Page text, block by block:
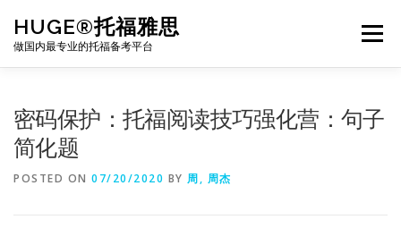
content
HUGE®托福雅思
做国内最专业的托福备考平台
Menu
密码保护：托福阅读技巧强化营：句子
简化题
POSTED ON 07/20/2020 BY 周, 周杰